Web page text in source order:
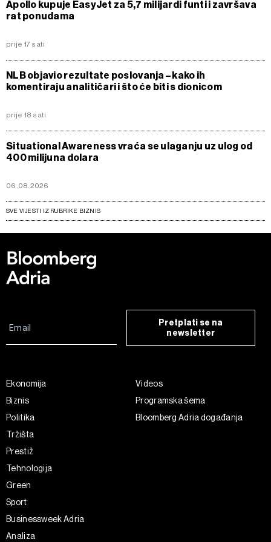
Apollo kupuje EasyJet za 5,7 milijardi funti i završava
rat ponudama
prije 17 sati
NLB objavio rezultate poslovanja – kako ih
komentiraju analitičari i što će biti s dionicom
prije 18 sati
Situational Awareness vraća se ulaganju uz ulog od
400 milijuna dolara
06.08.2026
SVE VIJESTI IZ RUBRIKE BIZNIS
Pretplati se na
newsletter
Ekonomija
Biznis
Politika
Tržišta
Prestiž
Tehnologija
Green
Sport
Businessweek Adria
Analiza
Videos
Programska šema
Bloomberg Adria događanja